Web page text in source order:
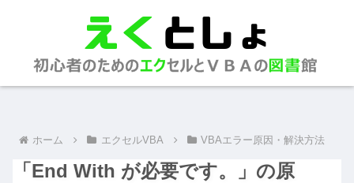
ホーム エクセルVBA VBAエラー原因・解決方法
「End With が必要です。」の原